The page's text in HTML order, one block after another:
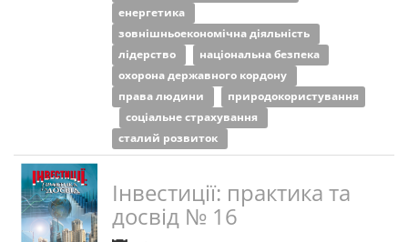
енергетика
зовнішньоекономічна діяльність
лідерство
національна безпека
охорона державного кордону
права людини
природокористування
соціальне страхування
сталий розвиток
Інвестиції: практика та
досвід № 16